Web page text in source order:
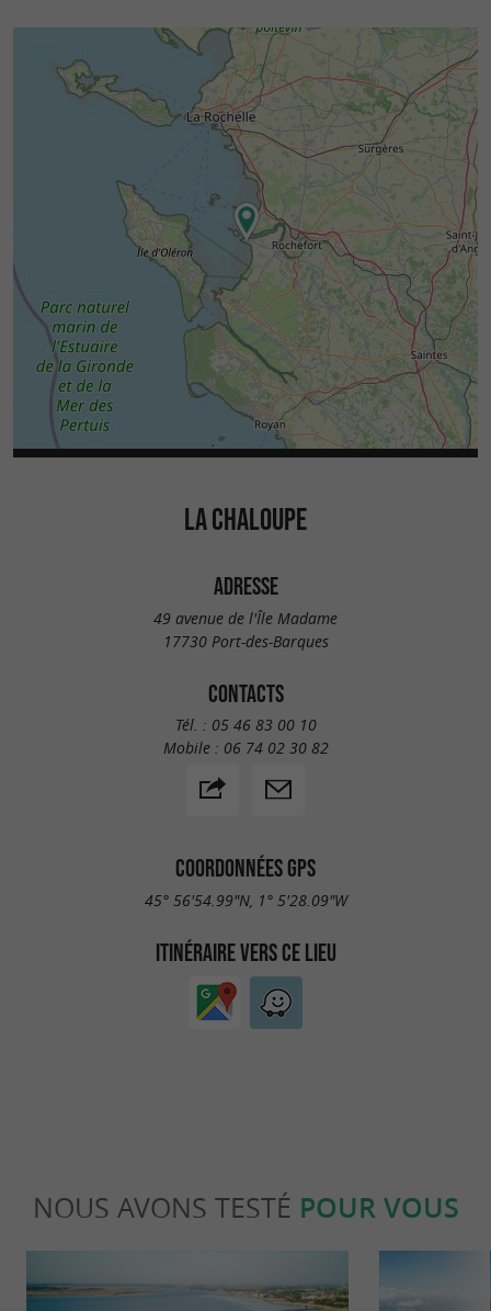
LA CHALOUPE
ADRESSE
49 avenue de l'Île Madame
17730 Port-des-Barques
CONTACTS
Tél. : 05 46 83 00 10
Mobile : 06 74 02 30 82
COORDONNÉES GPS
45° 56'54.99"N, 1° 5'28.09"W
ITINÉRAIRE VERS CE LIEU
NOUS AVONS TESTÉ POUR VOUS